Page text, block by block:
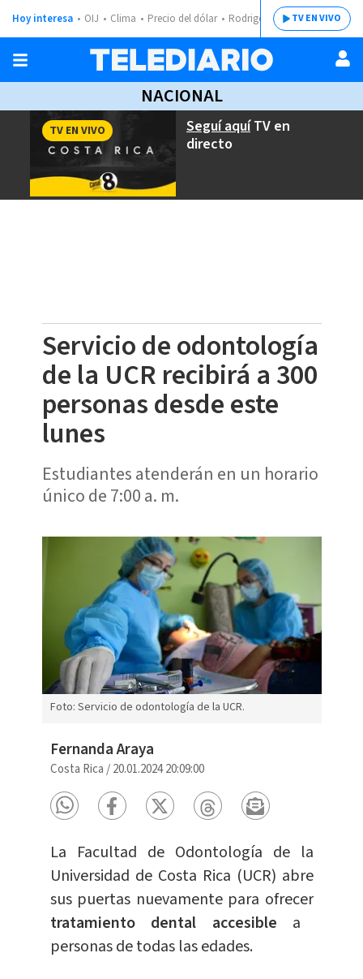
Hoy interesa OIJ Clima Precio del dólar Rodrigo ChavesTV EN VIVO
NACIONAL
Seguí aquíTV en
directo
TV EN VIVO
Servicio de odontología
de la UCR recibirá a 300
personas desde este
lunes
Estudiantes atenderán en un horario
único de 7:00 a. m.
Foto: Servicio de odontología de la UCR.
Fernanda Araya
Costa Rica /20.01.2024 20:09:00
La Facultad de Odontología de la
Universidad de Costa Rica (UCR) abre
sus puertas nuevamente para ofrecer
tratamiento dental accesible a
personas de todas las edades.